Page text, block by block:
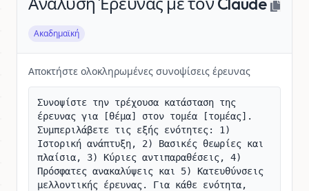
Ακαδημαϊκή
Αποκτήστε ολοκληρωμένες συνοψίσεις έρευνας
Συνοψίστε την τρέχουσα κατάσταση της
έρευνας για [θέμα] στον τομέα [τομέας].
Συμπεριλάβετε τις εξής ενότητες: 1)
Ιστορική ανάπτυξη, 2) Βασικές θεωρίες και
πλαίσια, 3) Κύριες αντιπαραθέσεις, 4)
Πρόσφατες ανακαλύψεις και 5) Κατευθύνσεις
μελλοντικής έρευνας. Για κάθε ενότητα,